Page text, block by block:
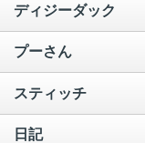
ディジーダック
プーさん
スティッチ
日記